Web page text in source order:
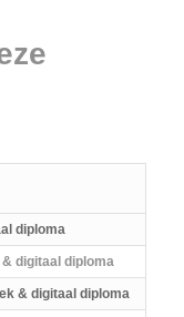
diploma
digitaal diploma
& digitaal diploma